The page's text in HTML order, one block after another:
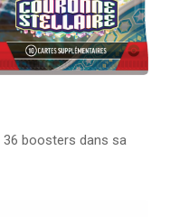
36 boosters dans sa